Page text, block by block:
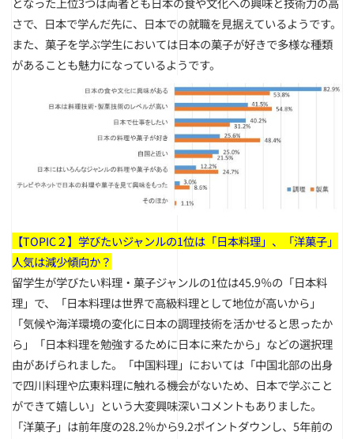
さで、日本で学んだ先に、日本での就職を見据えているようです。
また、菓子を学ぶ学生においては日本の菓子が好きで多様な種類
があることも魅力になっているようです。
【TOPIC２】学びたいジャンルの1位は「日本料理」、「洋菓子」
人気は減少傾向か？
留学生が学びたい料理・菓子ジャンルの1位は45.9％の「日本料
理」で、「日本料理は世界で高級料理として地位が高いから」
「気候や海洋環境の変化に日本の調理技術を活かせると思ったか
ら」「日本料理を勉強するために日本に来たから」などの選択理
由があげられました。「中国料理」においては「中国北部の出身
で四川料理や広東料理に触れる機会がないため、日本で学ぶこと
ができて嬉しい」という大変興味深いコメントもありました。
「洋菓子」は前年度の28.2％から9.2ポイントダウンし、5年前の